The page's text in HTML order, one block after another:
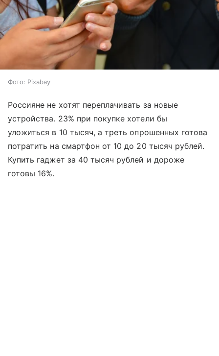
Фото: Pixabay
Россияне не хотят переплачивать за новые
устройства. 23% при покупке хотели бы
уложиться в 10 тысяч, а треть опрошенных готова
потратить на смартфон от 10 до 20 тысяч рублей.
Купить гаджет за 40 тысяч рублей и дороже
готовы 16%.